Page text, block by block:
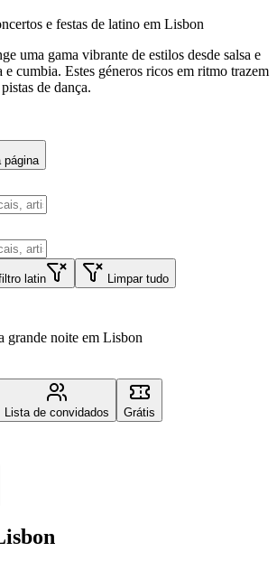
e festas de latino em Lisbon
uma gama vibrante de estilos desde salsa e
e cumbia. Estes géneros ricos em ritmo trazem
de dança.
página
latin Limpar tudo
grande noite em Lisbon
Lista de convidados Grátis